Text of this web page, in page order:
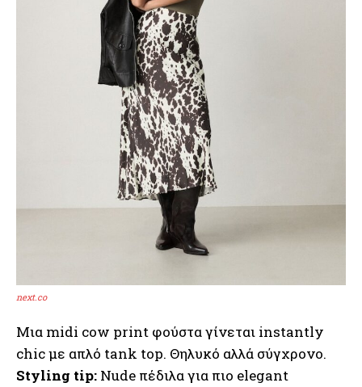
next.co
Μια midi cow print φούστα γίνεται instantly
chic με απλό tank top. Θηλυκό αλλά σύγχρονο.
Styling tip: Nude πέδιλα για πιο elegant